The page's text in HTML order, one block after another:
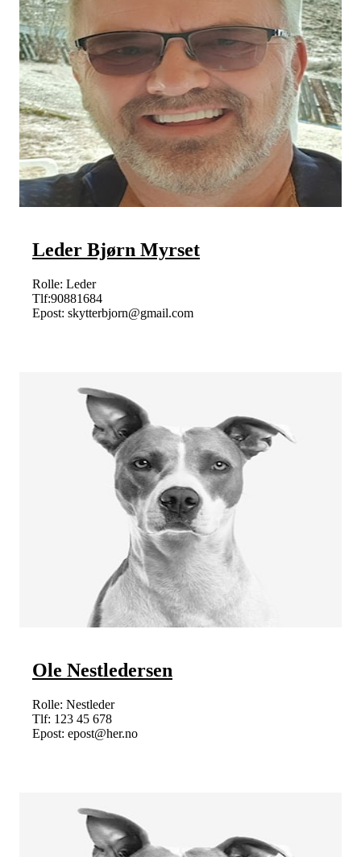
Leder Bjørn Myrset
Rolle: Leder
Tlf:90881684
Epost: skytterbjorn@gmail.com
Ole Nestledersen
Rolle: Nestleder
Tlf: 123 45 678
Epost: epost@her.no